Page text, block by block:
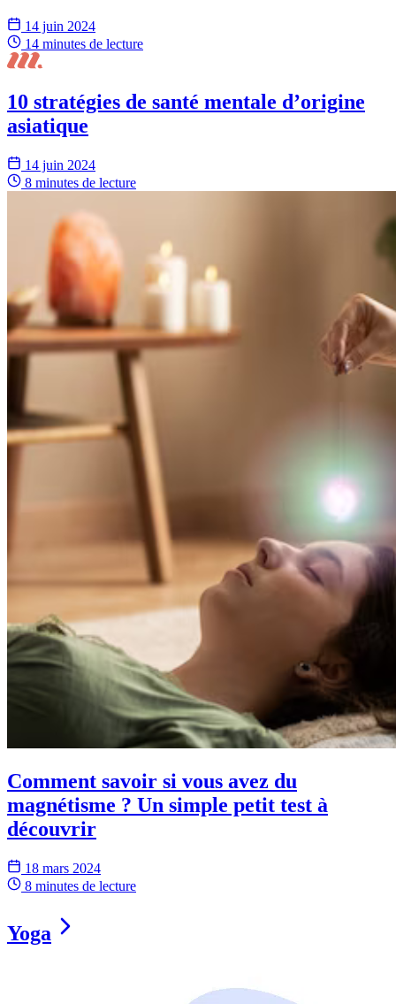
14 juin 2024
14 minutes de lecture
10 stratégies de santé mentale d’origine
asiatique
14 juin 2024
8 minutes de lecture
Comment savoir si vous avez du
magnétisme ? Un simple petit test à
découvrir
18 mars 2024
8 minutes de lecture
Yoga